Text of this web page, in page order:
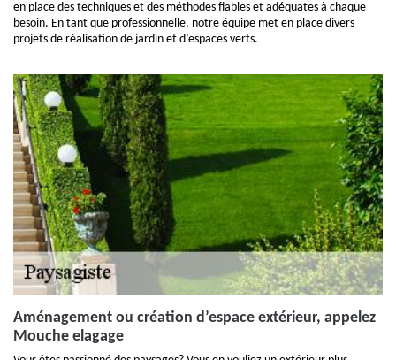
en place des techniques et des méthodes fiables et adéquates à chaque
besoin. En tant que professionnelle, notre équipe met en place divers
projets de réalisation de jardin et d’espaces verts.
Aménagement ou création d’espace extérieur, appelez
Mouche elagage